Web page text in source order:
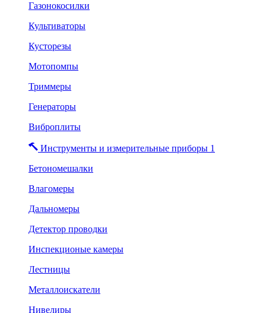
Газонокосилки
Культиваторы
Кусторезы
Мотопомпы
Триммеры
Генераторы
Виброплиты
Инструменты и измерительные приборы 1
Бетономешалки
Влагомеры
Дальномеры
Детектор проводки
Инспекционые камеры
Лестницы
Металлоискатели
Нивелиры